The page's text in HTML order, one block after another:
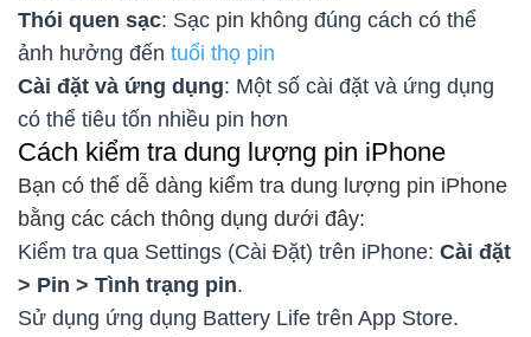
Thói quen sạc: Sạc pin không đúng cách có thể
ảnh hưởng đến tuổi thọ pin
Cài đặt và ứng dụng: Một số cài đặt và ứng dụng
có thể tiêu tốn nhiều pin hơn
Cách kiểm tra dung lượng pin iPhone
Bạn có thể dễ dàng kiểm tra dung lượng pin iPhone
bằng các cách thông dụng dưới đây:
Kiểm tra qua Settings (Cài Đặt) trên iPhone: Cài đặt
> Pin > Tình trạng pin.
Sử dụng ứng dụng Battery Life trên App Store.